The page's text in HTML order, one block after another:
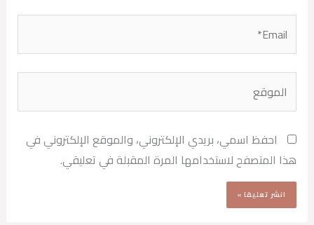
احفظ اسمي، بريدي الإلكتروني، والموقع الإلكتروني في
هذا المتصفح لاستخدامها المرة المقبلة في تعليقي.